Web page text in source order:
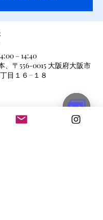
– 14:40
、〒556-0015 大阪府大阪市
目１６−１８